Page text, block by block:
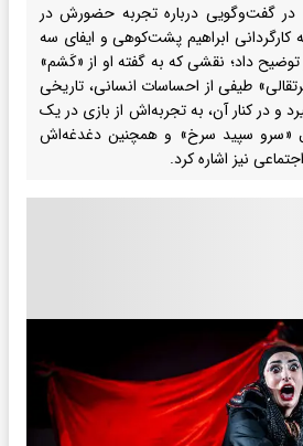
در گفت‌وگویی درباره تجربه حضورش در
ابراهیم پشت‌کوهی و ایفای سه
داد؛ نقشی که به گفته او از «کَشم»
طیفی از احساسات انسانی، تاریخی
و در کنار آن، به تجربه‌اش از بازی در یک
«سرو سپید سرخ» و همچنین دغدغه‌اش
نیز اشاره کرد.